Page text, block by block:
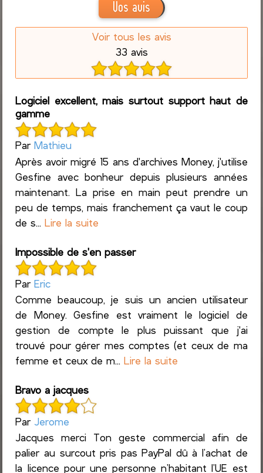
Vos avis
Voir tous les avis
33 avis
Logiciel excellent, mais surtout support haut de
gamme
ParMathieu
Après avoir migré 15 ans d'archives Money, j'utilise
Gesfine avec bonheur depuis plusieurs années
maintenant. La prise en main peut prendre un
peu de temps, mais franchement ça vaut le coup
de s...Lire la suite
Impossible de s'en passer
ParEric
Comme beaucoup, je suis un ancien utilisateur
de Money. Gesfine est vraiment le logiciel de
gestion de compte le plus puissant que j'ai
trouvé pour gérer mes comptes (et ceux de ma
femme et ceux de m...Lire la suite
Bravo a jacques
Par Jerome
Jacques merci Ton geste commercial afin de
palier au surcout pris pas PayPal dû à l’achat de
la licence pour une personne n’habitant l’UE est